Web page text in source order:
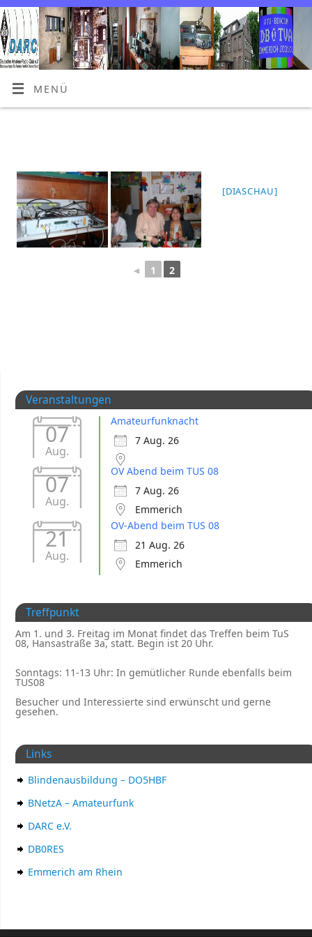
MENÜ
[DIASCHAU]
◄ 1 2
Veranstaltungen
07
Aug.
Amateurfunknacht
7 Aug. 26
07
Aug.
OV Abend beim TUS 08
7 Aug. 26
Emmerich
21
Aug.
OV-Abend beim TUS 08
21 Aug. 26
Emmerich
Treffpunkt
Am 1. und 3. Freitag im Monat findet das Treffen beim TuS
08, Hansastraße 3a, statt. Begin ist 20 Uhr.
Sonntags: 11-13 Uhr: In gemütlicher Runde ebenfalls beim
TUS08
Besucher und Interessierte sind erwünscht und gerne
gesehen.
Links
Blindenausbildung – DO5HBF
BNetzA – Amateurfunk
DARC e.V.
DB0RES
Emmerich am Rhein